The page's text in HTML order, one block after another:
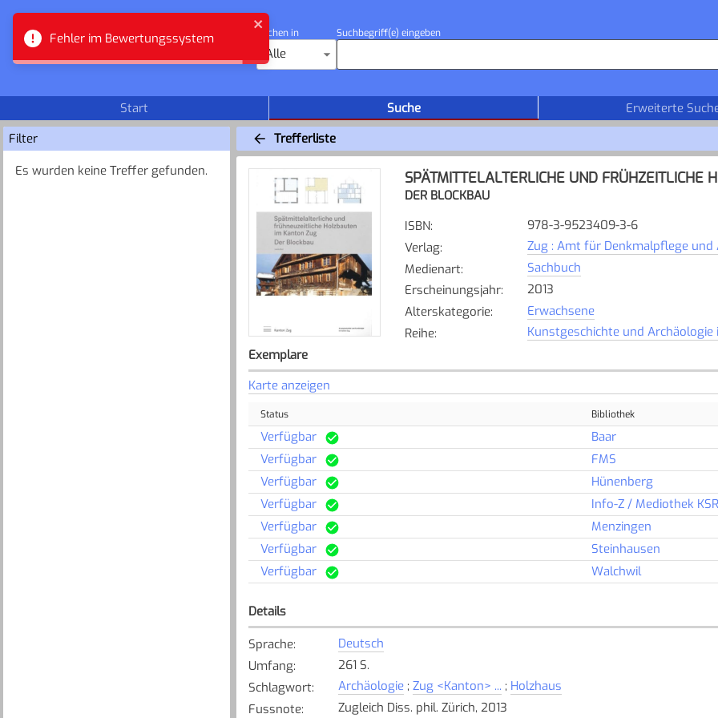
Fehler im Bewertungssystem
Zuger Bibliotheken
Suchen in
Alle
Suchbegriff(e) eingeben
Start Suche
Erweiterte
Filter
Es wurden keine Treffer gefunden.
Trefferliste
SPÄTMITTELALTERLICHE UND FRÜHZEITLICHE
DER BLOCKBAU
ISBN:
978-3-9523409-3-6
Verlag:
Zug : Amt für Denkmalpflege und
Medienart:
Sachbuch
Erscheinungsjahr:
2013
Alterskategorie:
Erwachsene
Reihe:
Kunstgeschichte und Archäologie
Exemplare
Karte anzeigen
Status Bibliothek
Verfügbar
Baar
Verfügbar
FMS
Verfügbar
Hünenberg
Verfügbar
Info-Z / Mediothek KSR
Verfügbar
Menzingen
Verfügbar
Steinhausen
Verfügbar
Walchwil
Details
Sprache:
Deutsch
Umfang:
261 S.
Schlagwort: Archäologie; Zug <Kanton> ... ; Holzhaus
Fussnote: Zugleich Diss. phil. Zürich, 2013